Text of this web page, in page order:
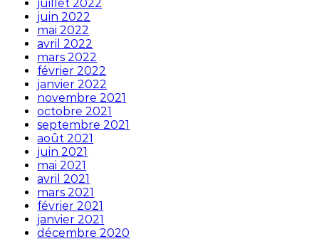
juillet 2022
juin 2022
mai 2022
avril 2022
mars 2022
février 2022
janvier 2022
novembre 2021
octobre 2021
septembre 2021
août 2021
juin 2021
mai 2021
avril 2021
mars 2021
février 2021
janvier 2021
décembre 2020